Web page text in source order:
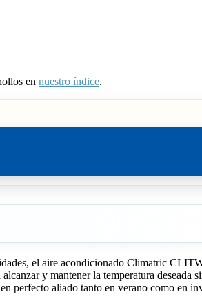
en nuestro índice.
el aire acondicionado Climatric
y mantener la temperatura
perfecto aliado tanto en verano como en